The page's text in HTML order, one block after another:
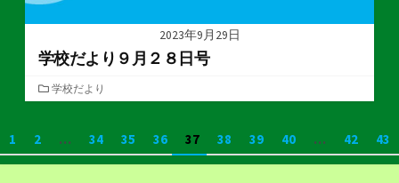
2023年9月29日
学校だより９月２８日号
カ
テ
ー
学校だより
投
稿
1 2 … 34 35 36 37 38 39 40 … 42 43